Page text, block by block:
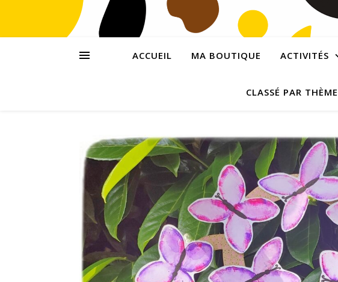
ACCUEIL MA BOUTIQUE ACTIVITÉS
CLASSÉ PAR THÈME